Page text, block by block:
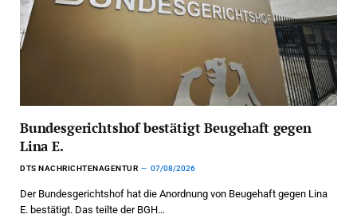
Bundesgerichtshof bestätigt Beugehaft gegen
Lina E.
DTS NACHRICHTENAGENTUR 07/08/2026
Der Bundesgerichtshof hat die Anordnung von Beugehaft gegen Lina
E. bestätigt. Das teilte der BGH…